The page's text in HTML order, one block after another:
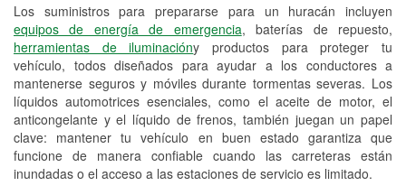
Los suministros para prepararse para un huracán incluyen
equipos de energía de emergencia, baterías de repuesto,
herramientas de iluminacióny productos para proteger tu
vehículo, todos diseñados para ayudar a los conductores a
mantenerse seguros y móviles durante tormentas severas. Los
líquidos automotrices esenciales, como el aceite de motor, el
anticongelante y el líquido de frenos, también juegan un papel
clave: mantener tu vehículo en buen estado garantiza que
funcione de manera confiable cuando las carreteras están
inundadas o el acceso a las estaciones de servicio es limitado.
Reciclaje de baterías y aceite
Instalación de bombillas de faros
Instalación de limpiaparabrisas
Programa de Préstamo de
Herramientas
Rectificación de tambores y discos de